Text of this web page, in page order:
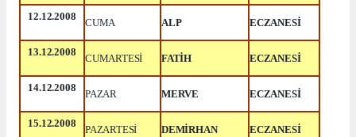
12.12.2008
CUMA ALP ECZANESİ
13.12.2008
CUMARTESİ FATİH ECZANESİ
14.12.2008
PAZAR MERVE ECZANESİ
15.12.2008
PAZARTESİ DEMİRHAN ECZANESİ